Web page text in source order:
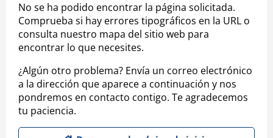
No se ha podido encontrar la página solicitada.
Comprueba si hay errores tipográficos en la URL o
consulta nuestro mapa del sitio web para
encontrar lo que necesites.
¿Algún otro problema? Envía un correo electrónico
a la dirección que aparece a continuación y nos
pondremos en contacto contigo. Te agradecemos
tu paciencia.